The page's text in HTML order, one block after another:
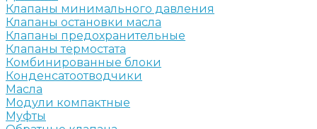
Клапаны минимального давления
Клапаны остановки масла
Клапаны предохранительные
Клапаны термостата
Комбинированные блоки
Конденсатоотводчики
Масла
Модули компактные
Муфты